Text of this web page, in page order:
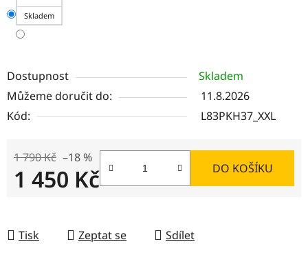
Skladem
Dostupnost
Skladem
Můžeme doručit do:
11.8.2026
Kód:
L83PKH37_XXL
1 790 Kč –18 %
1 450 Kč DO KOŠÍKU
Tisk Zeptat se Sdílet